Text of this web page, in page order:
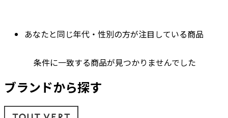
あなたと同じ年代・性別の方が注目している商品
条件に一致する商品が見つかりませんでした
ブランドから探す